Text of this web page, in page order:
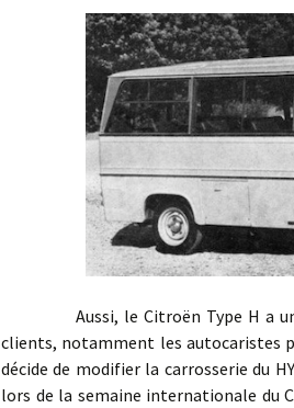
Aussi, le Citroën Type H a un
clients, notamment les autocaristes
décide de modifier la carrosserie du
lors de la semaine internationale du